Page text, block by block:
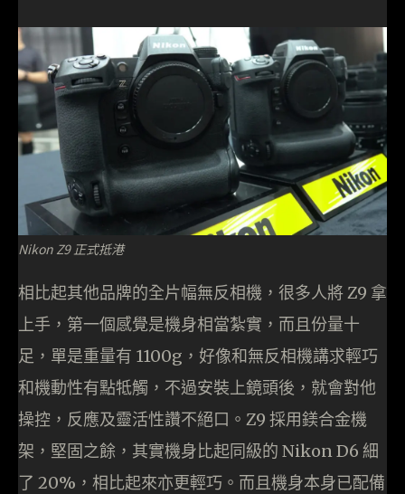
Nikon Z9 正式抵港
相比起其他品牌的全片幅無反相機，很多人將 Z9 拿
上手，第一個感覺是機身相當紮實，而且份量十
足，單是重量有 1100g，好像和無反相機講求輕巧
和機動性有點牴觸，不過安裝上鏡頭後，就會對他
操控，反應及靈活性讚不絕口。Z9 採用鎂合金機
架，堅固之餘，其實機身比起同級的 Nikon D6 細
了 20%，相比起來亦更輕巧。而且機身本身已配備